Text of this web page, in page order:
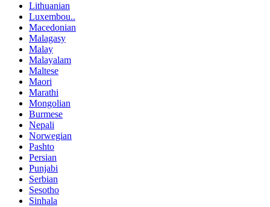
Lithuanian
Luxembou..
Macedonian
Malagasy
Malay
Malayalam
Maltese
Maori
Marathi
Mongolian
Burmese
Nepali
Norwegian
Pashto
Persian
Punjabi
Serbian
Sesotho
Sinhala